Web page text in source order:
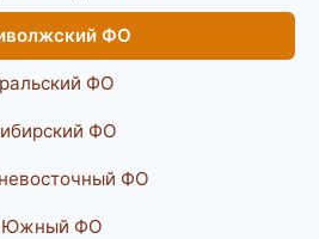
ФО
ФО
ФО
ФО
Южный ФО